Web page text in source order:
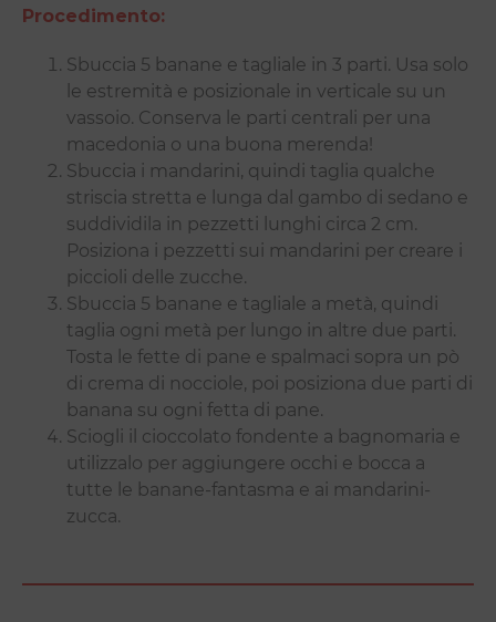
Procedimento:
Sbuccia 5 banane e tagliale in 3 parti. Usa solo
le estremità e posizionale in verticale su un
vassoio. Conserva le parti centrali per una
macedonia o una buona merenda!
Sbuccia i mandarini, quindi taglia qualche
striscia stretta e lunga dal gambo di sedano e
suddividila in pezzetti lunghi circa 2 cm.
Posiziona i pezzetti sui mandarini per creare i
piccioli delle zucche.
Sbuccia 5 banane e tagliale a metà, quindi
taglia ogni metà per lungo in altre due parti.
Tosta le fette di pane e spalmaci sopra un pò
di crema di nocciole, poi posiziona due parti di
banana su ogni fetta di pane.
Sciogli il cioccolato fondente a bagnomaria e
utilizzalo per aggiungere occhi e bocca a
tutte le banane-fantasma e ai mandarini-
zucca.